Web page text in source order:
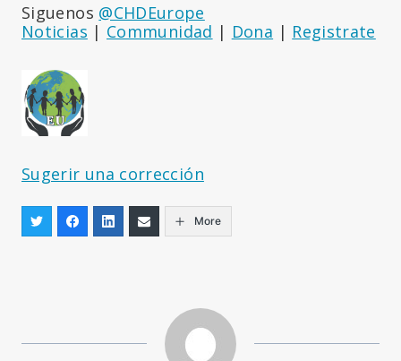
Siguenos @CHDEurope
Noticias | Communidad | Dona | Registrate
Sugerir una corrección
More